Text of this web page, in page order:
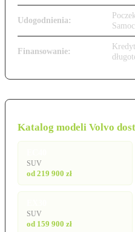
Udogodnienia:
Finansowanie:
Katalog modeli Volvo
SUV
od 219 900 zł
SUV
od 159 900 zł